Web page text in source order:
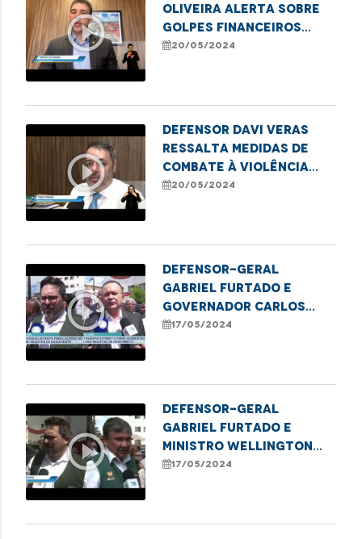
play_circle_outline
Oliveira alerta sobre
golpes financeiros
contra idosos
20/05/2024
play_circle_outline
Defensor Davi Veras
ressalta medidas de
combate à violência
contra crianças e
20/05/2024
play_circle_outline
Defensor-geral
Gabriel Furtado e
governador Carlos
Brandão apontam
Estado
17/05/2024
play_circle_outline
Defensor-geral
Gabriel Furtado e
ministro Wellington
Dias celebram Acordo
ações de registro
17/05/2024